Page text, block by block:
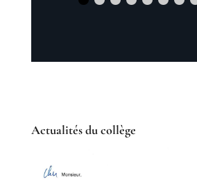
Actualités du collège